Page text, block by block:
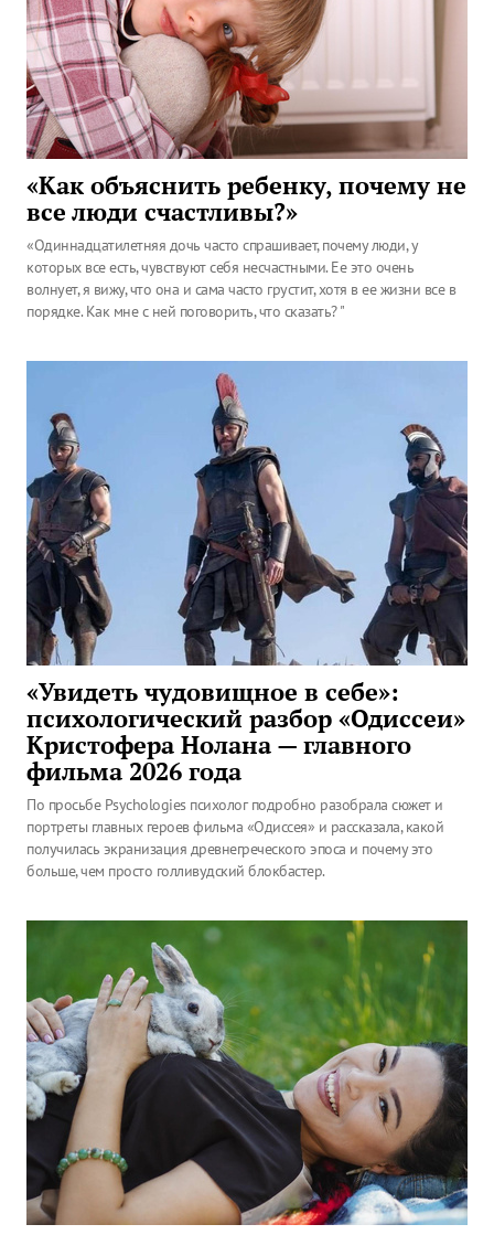
«Как объяснить ребенку, почему не
все люди счастливы?»
«Одиннадцатилетняя дочь часто спрашивает, почему люди, у
которых все есть, чувствуют себя несчастными. Ее это очень
волнует, я вижу, что она и сама часто грустит, хотя в ее жизни все в
порядке. Как мне с ней поговорить, что сказать? "
«Увидеть чудовищное в себе»:
психологический разбор «Одиссеи»
Кристофера Нолана — главного
фильма 2026 года
По просьбе Psychologies психолог подробно разобрала сюжет и
портреты главных героев фильма «Одиссея» и рассказала, какой
получилась экранизация древнегреческого эпоса и почему это
больше, чем просто голливудский блокбастер.